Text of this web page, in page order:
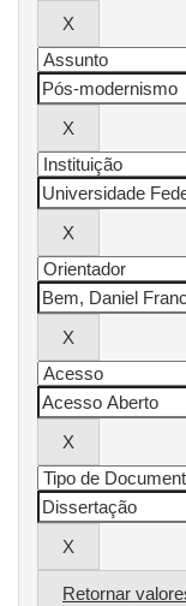
Retornar